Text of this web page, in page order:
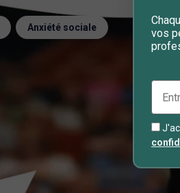
, Anxiété sociale
vos